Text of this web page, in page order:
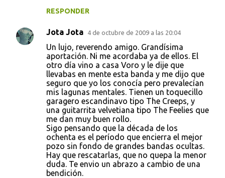
RESPONDER
Jota Jota 4 de octubre de 2009 a las 20:04
Un lujo, reverendo amigo. Grandísima
aportación. Ni me acordaba ya de ellos. El
otro día vino a casa Voro y le dije que
llevabas en mente esta banda y me dijo que
seguro que yo los conocía pero prevalecían
mis lagunas mentales. Tienen un toquecillo
garagero escandinavo tipo The Creeps, y
una guitarrita velvetiana tipo The Feelies que
me dan muy buen rollo.
Sigo pensando que la década de los
ochenta es el período que encierra el mejor
pozo sin fondo de grandes bandas ocultas.
Hay que rescatarlas, que no quepa la menor
duda. Te envio un abrazo a cambio de una
bendición.